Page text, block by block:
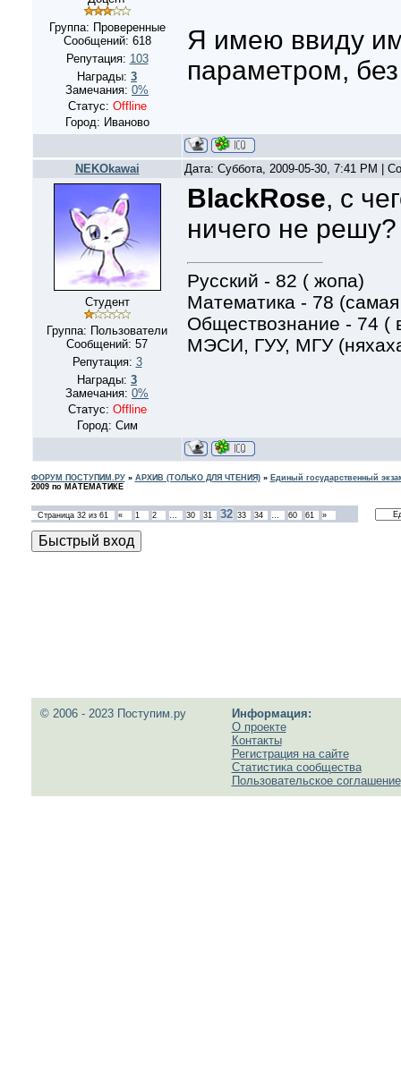
Группа: Проверенные
Сообщений: 618
Репутация: 103
Награды: 3
Замечания: 0%
Статус: Offline
Город: Иваново
Я имею ввиду
параметром,
NEKOkawai Дата: Суббота, 2009-05-30, 7:41 PM |
Студент
Группа: Пользователи
Сообщений: 57
Репутация: 3
Награды: 3
Замечания: 0%
Статус: Offline
Город: Сим
BlackRose, с
ничего не решу?
Русский - 82 ( жопа)
Математика - 78
Обществознание - 74 (
МЭСИ, ГУУ, МГУ
ФОРУМ ПОСТУПИМ.РУ» АРХИВ (ТОЛЬКО ДЛЯ ЧТЕНИЯ)» Единый государственный
2009 по МАТЕМАТИКЕ
Страница 32из 61 « 1 2 … 30 31 32 33 34 … 60 61 »
© 2006 - 2023 Поступим.ру
Информация:
О проекте
Контакты
Регистрация на сайте
Статистика сообщества
Пользовательское соглашение